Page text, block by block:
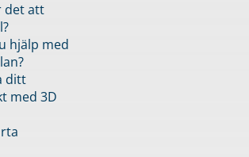
det att
hjälp med
ditt
med 3D